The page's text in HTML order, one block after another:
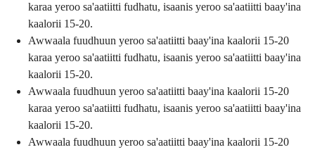
karaa yeroo sa'aatiitti fudhatu, isaanis yeroo sa'aatiitti baay'ina
kaalorii 15-20.
Awwaala fuudhuun yeroo sa'aatiitti baay'ina kaalorii 15-20
karaa yeroo sa'aatiitti fudhatu, isaanis yeroo sa'aatiitti baay'ina
kaalorii 15-20.
Awwaala fuudhuun yeroo sa'aatiitti baay'ina kaalorii 15-20
karaa yeroo sa'aatiitti fudhatu, isaanis yeroo sa'aatiitti baay'ina
kaalorii 15-20.
Awwaala fuudhuun yeroo sa'aatiitti baay'ina kaalorii 15-20